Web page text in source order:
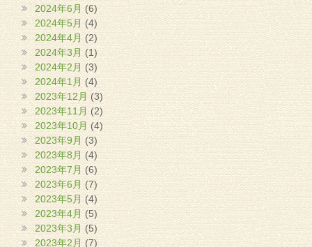
2024年6月 (6)
2024年5月(4)
2024年4月 (2)
2024年3月 (1)
2024年2月 (3)
2024年1月(4)
2023年12月 (3)
2023年11月(2)
2023年10月(4)
2023年9月 (3)
2023年8月(4)
2023年7月 (6)
2023年6月 (7)
2023年5月 (4)
2023年4月(5)
2023年3月 (5)
2023年2月 (7)